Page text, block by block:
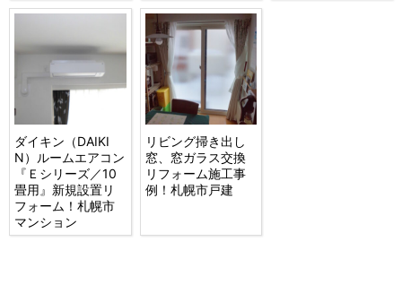
ダイキン（DAIKI
N）ルームエアコン
『Ｅシリーズ／10
畳用』新規設置リ
フォーム！札幌市
マンション
リビング掃き出し
窓、窓ガラス交換
リフォーム施工事
例！札幌市戸建